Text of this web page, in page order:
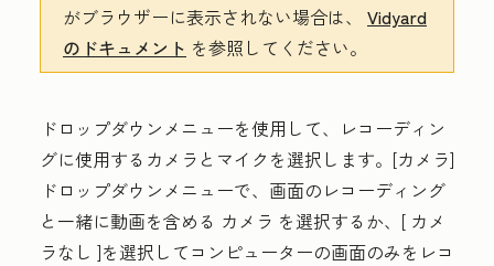
がブラウザーに表示されない場合は、 Vidyard
のドキュメント を参照してください。
ドロップダウンメニューを使用して、レコーディン
グに使用するカメラとマイクを選択します。[カメラ]
ドロップダウンメニューで、画面のレコーディング
と一緒に動画を含める カメラ を選択するか、[ カメ
ラなし ]を選択してコンピューターの画面のみをレコ